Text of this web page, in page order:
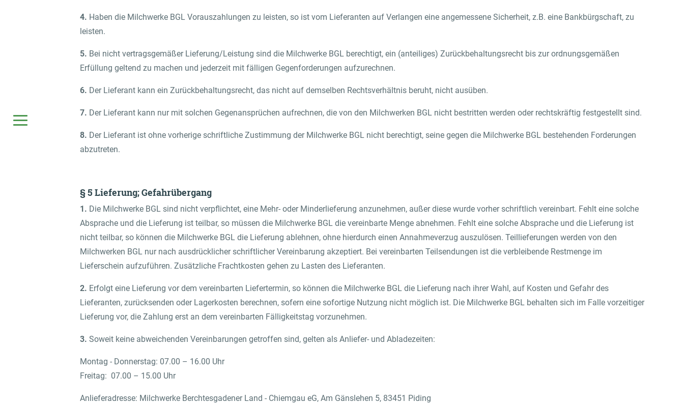
4. Haben die Milchwerke BGL Vorauszahlungen zu leisten, so ist vom Lieferanten auf Verlangen eine angemessene Sicherheit, z.B. eine Bankbürgschaft, zu
leisten.
5. Bei nicht vertragsgemäßer Lieferung/Leistung sind die Milchwerke BGL berechtigt, ein (anteiliges) Zurückbehaltungsrecht bis zur ordnungsgemäßen
Erfüllung geltend zu machen und jederzeit mit fälligen Gegenforderungen aufzurechnen.
6. Der Lieferant kann ein Zurückbehaltungsrecht, das nicht auf demselben Rechtsverhältnis beruht, nicht ausüben.
7. Der Lieferant kann nur mit solchen Gegenansprüchen aufrechnen, die von den Milchwerken BGL nicht bestritten werden oder rechtskräftig festgestellt sind.
8. Der Lieferant ist ohne vorherige schriftliche Zustimmung der Milchwerke BGL nicht berechtigt, seine gegen die Milchwerke BGL bestehenden Forderungen
abzutreten.
§ 5 Lieferung; Gefahrübergang
1. Die Milchwerke BGL sind nicht verpflichtet, eine Mehr- oder Minderlieferung anzunehmen, außer diese wurde vorher schriftlich vereinbart. Fehlt eine solche
Absprache und die Lieferung ist teilbar, so müssen die Milchwerke BGL die vereinbarte Menge abnehmen. Fehlt eine solche Absprache und die Lieferung ist
nicht teilbar, so können die Milchwerke BGL die Lieferung ablehnen, ohne hierdurch einen Annahmeverzug auszulösen. Teillieferungen werden von den
Milchwerken BGL nur nach ausdrücklicher schriftlicher Vereinbarung akzeptiert. Bei vereinbarten Teilsendungen ist die verbleibende Restmenge im
Lieferschein aufzuführen. Zusätzliche Frachtkosten gehen zu Lasten des Lieferanten.
2. Erfolgt eine Lieferung vor dem vereinbarten Liefertermin, so können die Milchwerke BGL die Lieferung nach ihrer Wahl, auf Kosten und Gefahr des
Lieferanten, zurücksenden oder Lagerkosten berechnen, sofern eine sofortige Nutzung nicht möglich ist. Die Milchwerke BGL behalten sich im Falle vorzeitiger
Lieferung vor, die Zahlung erst an dem vereinbarten Fälligkeitstag vorzunehmen.
3. Soweit keine abweichenden Vereinbarungen getroffen sind, gelten als Anliefer- und Abladezeiten:
Montag - Donnerstag: 07.00 – 16.00 Uhr
Freitag: 07.00 – 15.00 Uhr
Anlieferadresse: Milchwerke Berchtesgadener Land - Chiemgau eG, Am Gänslehen 5, 83451 Piding